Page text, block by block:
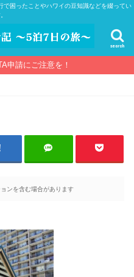
困ったことやハワイの豆知識などを綴ってい
search
申請にご注意を！
ンを含む場合があります